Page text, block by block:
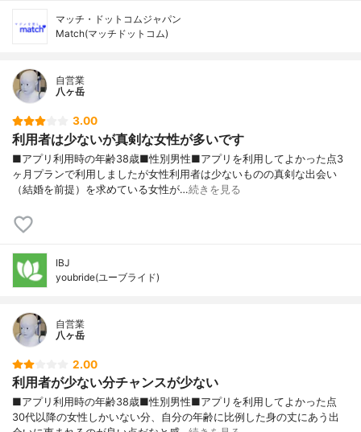
マッチ・ドットコムジャパン
Match(マッチドットコム)
自営業
八ヶ岳
3.00
利用者は少ないが真剣な女性が多いです
■アプリ利用時の年齢38歳■性別男性■アプリを利用してよかった点3
ヶ月プランで利用しましたが女性利用者は少ないものの真剣な出会い
（結婚を前提）を求めている女性が…続きを見る
IBJ
youbride(ユーブライド)
自営業
八ヶ岳
2.00
利用者が少ない分チャンスが少ない
■アプリ利用時の年齢38歳■性別男性■アプリを利用してよかった点
30代以降の女性しかいない分、自分の年齢に比例した身の丈にあう出